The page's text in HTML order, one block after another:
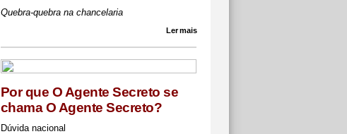
Quebra-quebra na chancelaria
Ler mais
Por que O Agente Secreto se
chama O Agente Secreto?
Dúvida nacional